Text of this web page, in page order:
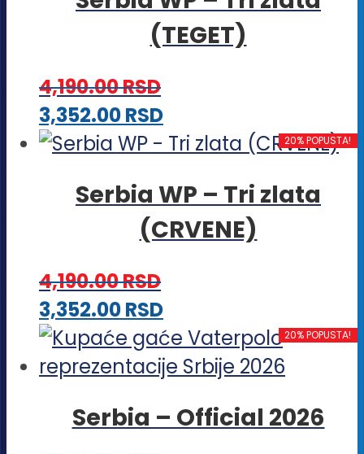
(TEGET)
4,190.00RSD
3,352.00RSDOvaj
proizvod
više
varijanti.
biti
izabrane
na
proizvoda.
20% POPUSTA!
Serbia WP – Tri zlata
(CRVENE)
4,190.00RSD
3,352.00RSDOvaj
proizvod
ima
varijanti.
20% POPUSTA!
Serbia – Official 2026